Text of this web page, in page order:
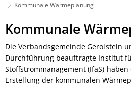
Kommunale Wärmeplanung
Kommunale
Wärmeplanung
Kommunale
Die Verbandsgemeinde Gerolstein
Durchführung beauftragte Institut
Stoffstrommanagement (IfaS)
Erstellung der kommunalen